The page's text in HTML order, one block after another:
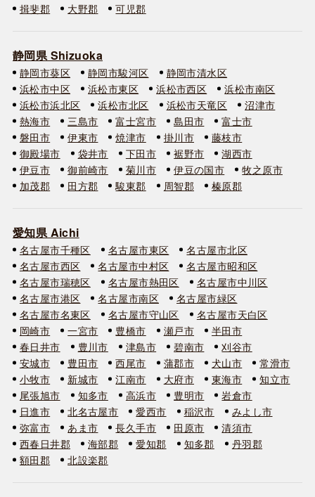
揖斐郡
大野郡 可児郡
静岡県 Shizuoka
静岡市葵区 静岡市駿河区
静岡市清水区
浜松市中区
浜松市東区 浜松市西区
浜松市南区
浜松市浜北区
浜松市北区 浜松市天竜区
沼津市
熱海市
三島市 富士宮市 島田市
富士市
磐田市
伊東市 焼津市 掛川市
藤枝市
御殿場市
袋井市 下田市 裾野市
湖西市
伊豆市
御前崎市 菊川市 伊豆の国市
牧之原市
加茂郡
田方郡 駿東郡 周智郡 榛原郡
愛知県 Aichi
名古屋市千種区 名古屋市東区
名古屋市北区
名古屋市西区
名古屋市中村区
名古屋市昭和区
名古屋市瑞穂区
名古屋市熱田区
名古屋市中川区
名古屋市港区
名古屋市南区
名古屋市緑区
名古屋市名東区
名古屋市守山区
名古屋市天白区
岡崎市
一宮市 豊橋市 瀬戸市
半田市
春日井市
豊川市 津島市 碧南市
刈谷市
安城市
豊田市 西尾市 蒲郡市 犬山市
常滑市
小牧市
新城市 江南市 大府市 東海市
知立市
尾張旭市
知多市 高浜市 豊明市
岩倉市
日進市
北名古屋市 愛西市 稲沢市
みよし市
弥富市
あま市 長久手市 田原市
清須市
西春日井郡
海部郡 愛知郡 知多郡
丹羽郡
額田郡
北設楽郡